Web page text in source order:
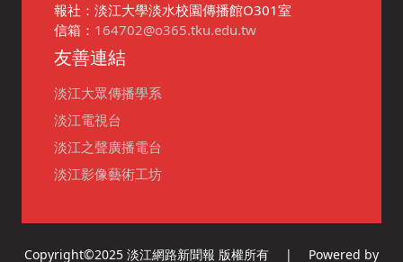
報社：淡江大學淡水校園傳播館O301室
信箱： 164702@o365.tku.edu.tw
友善連結
淡江大眾傳播學系
淡江電視台
淡江之聲廣播電台
淡江影像藝術工坊
Copyright©2025 淡江網路新聞報 版權所有 | Powered by